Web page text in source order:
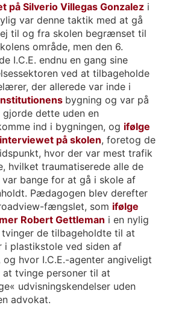
på Silverio Villegas Gonzalez i
var denne taktik med at gå
til og fra skolen begrænset til
område, men den 6.
I.C.E. endnu en gang sine
ved at tilbageholde
der allerede var inde i
bygning og var på
gjorde dette uden en
ind i bygningen, og ifølge
på skolen, foretog de
hvor der var mest trafik
hvilket traumatiserede alle de
bange for at gå i skole af
Pædagogen blev derefter
fængslet, som ifølge
Robert Gettleman i en nylig
de tilbageholdte til at
i plastikstole ved siden af
hvor I.C.E.-agenter angiveligt
tvinge personer til at
udvisningskendelser uden
advokat.